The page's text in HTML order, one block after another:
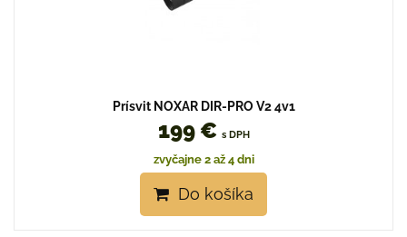
Prísvit NOXAR DIR-PRO V2 4v1
199 € s DPH
zvyčajne 2 až 4 dni
Do košíka